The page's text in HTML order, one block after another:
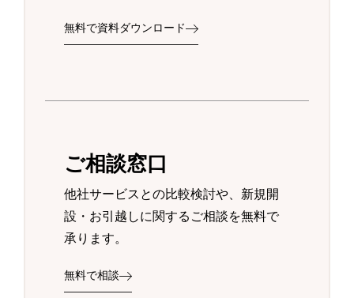
無料で資料ダウンロード
ご相談窓口
他社サービスとの比較検討や、新規開
設・お引越しに関するご相談を無料で
承ります。
無料で相談